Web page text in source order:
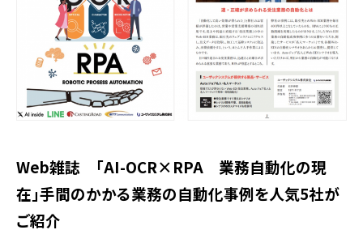
Web雑誌 「AI-OCR×RPA 業務自動化の現
在」手間のかかる業務の自動化事例を人気5社が
ご紹介